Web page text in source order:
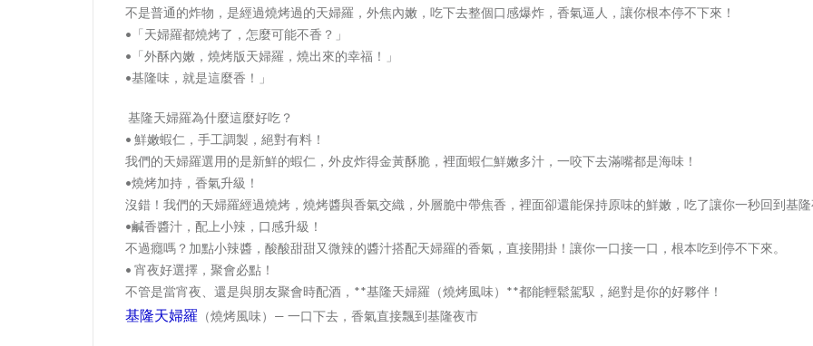
不是普通的炸物，是經過燒烤過的天婦羅，外焦內嫩，吃下去整個口感爆炸，香氣逼人，讓你根本停不下來！
•「天婦羅都燒烤了，怎麼可能不香？」
•「外酥內嫩，燒烤版天婦羅，燒出來的幸福！」
•基隆味，就是這麼香！」
基隆天婦羅為什麼這麼好吃？
• 鮮嫩蝦仁，手工調製，絕對有料！
我們的天婦羅選用的是新鮮的蝦仁，外皮炸得金黃酥脆，裡面蝦仁鮮嫩多汁，一咬下去滿嘴都是海味！
•燒烤加持，香氣升級！
沒錯！我們的天婦羅經過燒烤，燒烤醬與香氣交織，外層脆中帶焦香，裡面卻還能保持原味的鮮嫩，吃了讓你一秒回到基隆
•鹹香醬汁，配上小辣，口感升級！
不過癮嗎？加點小辣醬，酸酸甜甜又微辣的醬汁搭配天婦羅的香氣，直接開掛！讓你一口接一口，根本吃到停不下來。
• 宵夜好選擇，聚會必點！
不管是當宵夜、還是與朋友聚會時配酒，**基隆天婦羅（燒烤風味）**都能輕鬆駕馭，絕對是你的好夥伴！
基隆天婦羅 （燒烤風味）— 一口下去，香氣直接飄到基隆夜市